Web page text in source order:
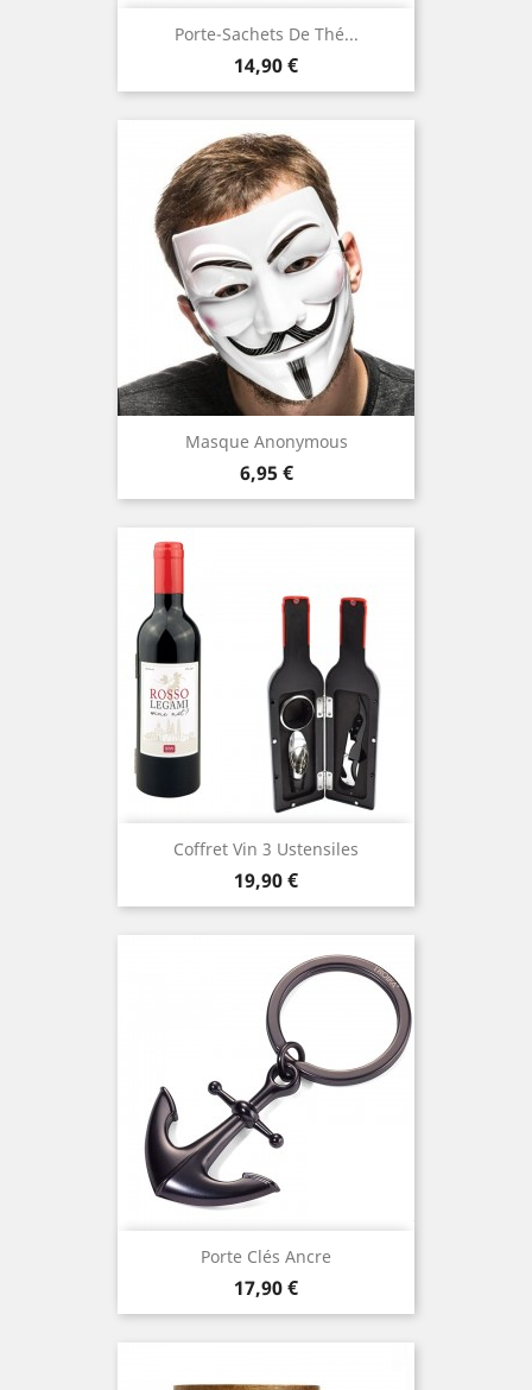
Porte-Sachets De Thé...
Prix
14,90 €
Masque Anonymous
Prix
6,95 €
Coffret Vin 3 Ustensiles
Prix
19,90 €
Porte Clés Ancre
Prix
17,90 €